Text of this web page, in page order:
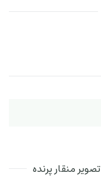
تصویر منقار پرنده